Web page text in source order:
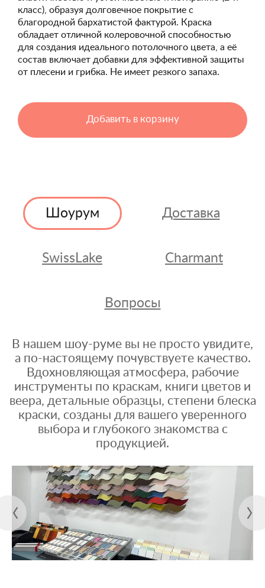
класс), образуя долговечное покрытие с
благородной бархатистой фактурой. Краска
обладает отличной колеровочной способностью
для создания идеального потолочного цвета, а её
состав включает добавки для эффективной защиты
от плесени и грибка. Не имеет резкого запаха.
Добавить в корзину
Шоурум Доставка
SwissLake Charmant
Вопросы
В нашем шоу-руме вы не просто увидите,
а по-настоящему почувствуете качество.
Вдохновляющая атмосфера, рабочие
инструменты по краскам, книги цветов и
веера, детальные образцы, степени блеска
краски, созданы для вашего уверенного
выбора и глубокого знакомства с
продукцией.